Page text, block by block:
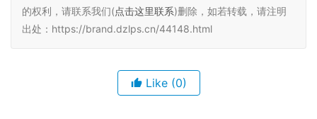
的权利，请联系我们(点击这里联系)删除，如若转载，请注明
出处：https://brand.dzlps.cn/44148.html
Like (0)